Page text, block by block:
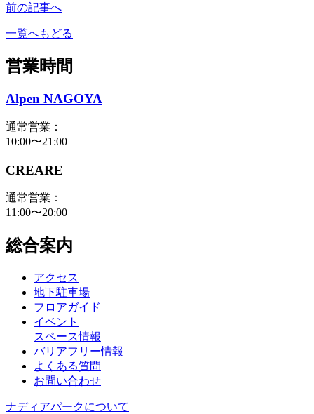
前の記事へ
一覧へもどる
営業時間
Alpen NAGOYA
通常営業：
10:00〜21:00
CREARE
通常営業：
11:00〜20:00
総合案内
アクセス
地下駐車場
フロアガイド
イベント
スペース情報
バリアフリー情報
よくある質問
お問い合わせ
ナディアパークについて